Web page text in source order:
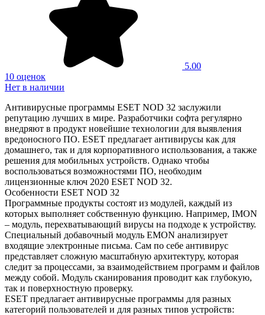
5.00
10 оценок
Нет в наличии
Антивирусные программы ESET NOD 32 заслужили
репутацию лучших в мире. Разработчики софта регулярно
внедряют в продукт новейшие технологии для выявления
вредоносного ПО. ESET предлагает антивирусы как для
домашнего, так и для корпоративного использования, а также
решения для мобильных устройств. Однако чтобы
воспользоваться возможностями ПО, необходим
лицензионные ключ 2020 ESET NOD 32.
Особенности ESET NOD 32
Программные продукты состоят из модулей, каждый из
которых выполняет собственную функцию. Например, IMON
– модуль, перехватывающий вирусы на подходе к устройству.
Специальный добавочный модуль EMON анализирует
входящие электронные письма. Сам по себе антивирус
представляет сложную масштабную архитектуру, которая
следит за процессами, за взаимодействием программ и файлов
между собой. Модуль сканирования проводит как глубокую,
так и поверхностную проверку.
ESET предлагает антивирусные программы для разных
категорий пользователей и для разных типов устройств: